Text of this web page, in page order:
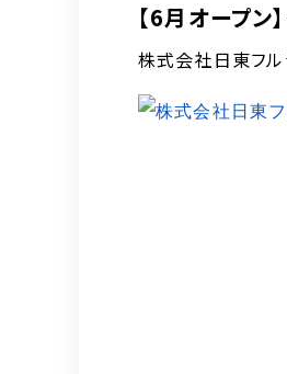
【6月オープ
株式会社日東フル